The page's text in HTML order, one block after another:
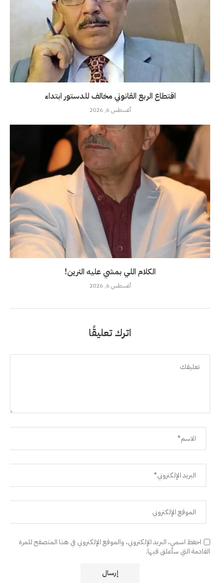
اقتطاع الربع القانوني مخالف للدستور ابتداء
أغسطس 6, 2026
الكلام اللي بمشي عليه الترين!
أغسطس 6, 2026
اترك تعليقًا
احفظ اسمي، البريد الإلكتروني، والموقع الإلكتروني في هذا المتصفح للمرة
القادمة التي سأعلق فيها.